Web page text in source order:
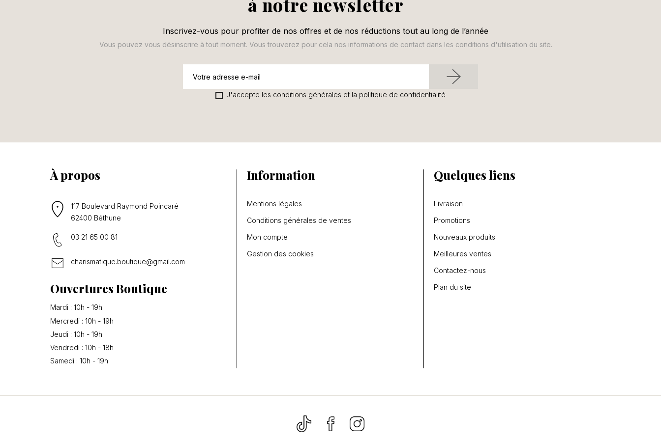
à notre newsletter
Inscrivez-vous pour profiter de nos offres et de nos réductions tout au long de l’année
Vous pouvez vous désinscrire à tout moment. Vous trouverez pour cela nos informations de contact dans les conditions d'utilisation du site.
J'accepte les conditions générales et la politique de confidentialité
À propos
117 Boulevard Raymond Poincaré
62400 Béthune
03 21 65 00 81
charismatique.boutique@gmail.com
Ouvertures Boutique
Mardi : 10h - 19h
Mercredi : 10h - 19h
Jeudi : 10h - 19h
Vendredi : 10h - 18h
Samedi : 10h - 19h
Information
Mentions légales
Conditions générales de ventes
Mon compte
Gestion des cookies
Quelques liens
Livraison
Promotions
Nouveaux produits
Meilleures ventes
Contactez-nous
Plan du site